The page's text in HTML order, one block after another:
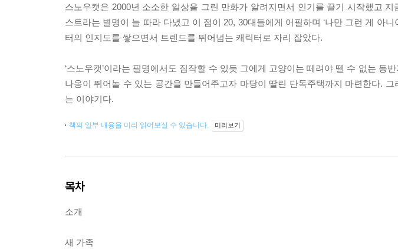
스노우캣은 2000년 소소한 일상을 그린 만화가 알려지면서 인기를 끌기 시작했고
스트라는 별명이 늘 따라 다녔고 이 점이 20, 30대들에게 어필하며 ‘나만 그런 게 아
터의 인지도를 쌓으면서 트렌드를 뛰어넘는 캐릭터로 자리 잡았다.
‘스노우캣’이라는 필명에서도 짐작할 수 있듯 그에게 고양이는 떼려야 뗄 수 없는 동
나옹이 뛰어놀 수 있는 공간을 만들어주고자 마당이 딸린 단독주택까지 마련한다.
는 이야기다.
책의 일부 내용을 미리 읽어보실 수 있습니다. 미리보기
목차
소개
새 가족